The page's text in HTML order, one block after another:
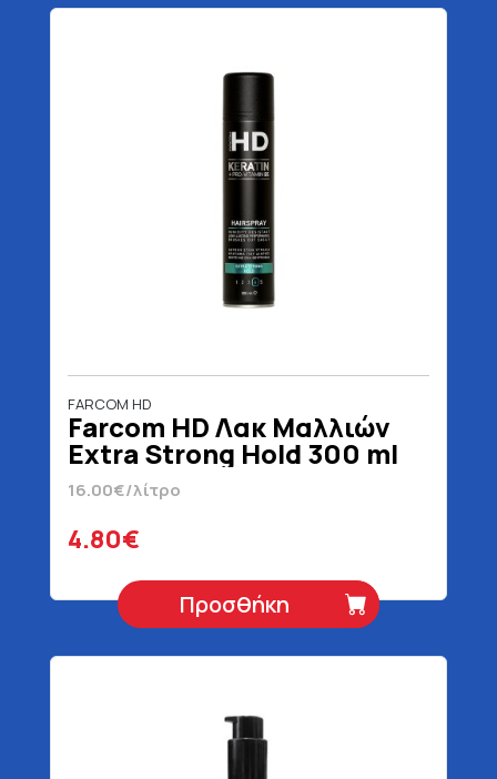
FARCOM HD
Farcom HD Λακ Μαλλιών
Extra Strong Hold 300 ml
16.00€/λίτρο
4.80€
Προσθήκη